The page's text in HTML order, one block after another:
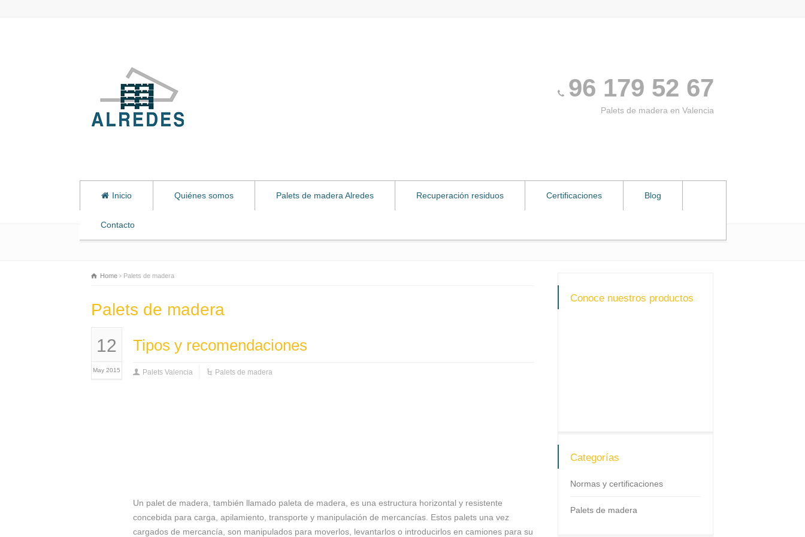
96 179 52 67
Palets de madera en Valencia
Inicio Quiénes somos Palets de madera Alredes Recuperación residuos Certificaciones Blog
Contacto
Home Palets de madera
Palets de madera
12
May 2015
Tipos y recomendaciones
Palets Valencia Palets de madera
Un palet de madera, también llamado paleta de madera, es una estructura horizontal y resistente
concebida para carga, apilamiento, transporte y manipulación de mercancías. Estos palets una vez
cargados de mercancía, son manipulados para moverlos, levantarlos o introducirlos en camiones para su
Conoce nuestros productos
Categorías
Normas y certificaciones
Palets de madera